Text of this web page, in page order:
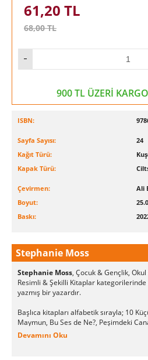
61,20 TL
68,00TL
900 TL ÜZERİ
ISBN:
Sayfa Sayısı:
24
Kağıt Türü:
Kapak Türü:
Çevirmen:
Ali
Boyut:
Baskı:
Stephanie Moss
Stephanie Moss, Çocuk & Gençlik,
Resimli & Şekilli Kitaplar
yazmış bir yazardır.
Başlıca kitapları alfabetik sırayla; 10
Maymun, Bu Ses de Ne?, Peşimdeki
İşte Ben! olarak sayılabilir.
Devamını Oku